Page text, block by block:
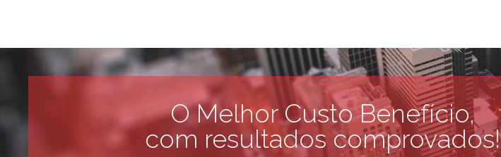
O Melhor Custo Benefício,
com resultados comprovados!